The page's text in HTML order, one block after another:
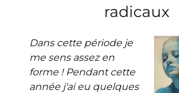
radicaux
Dans cette période je
me sens assez en
forme ! Pendant cette
année j'ai eu quelques